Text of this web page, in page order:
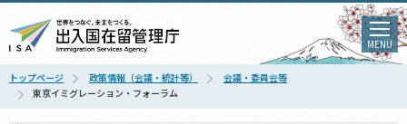
MENU
トップページ 政策情報（会議・統計等）
会議・委員会等
東京イミグレーション・フォーラム